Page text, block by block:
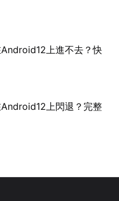
上進不去？快
上閃退？完整